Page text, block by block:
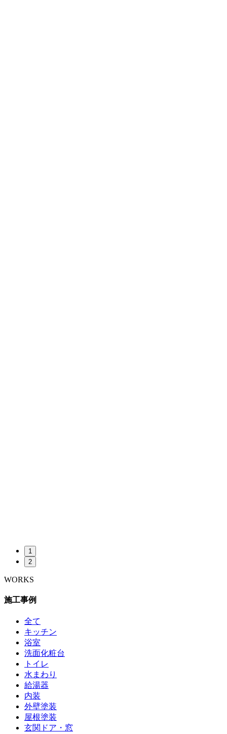
1
2
WORKS
施工事例
全て
キッチン
浴室
洗面化粧台
トイレ
水まわり
給湯器
内装
外壁塗装
屋根塗装
玄関ドア・窓